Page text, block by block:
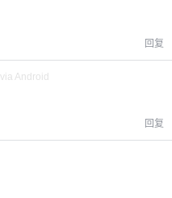
回复
via Android
回复